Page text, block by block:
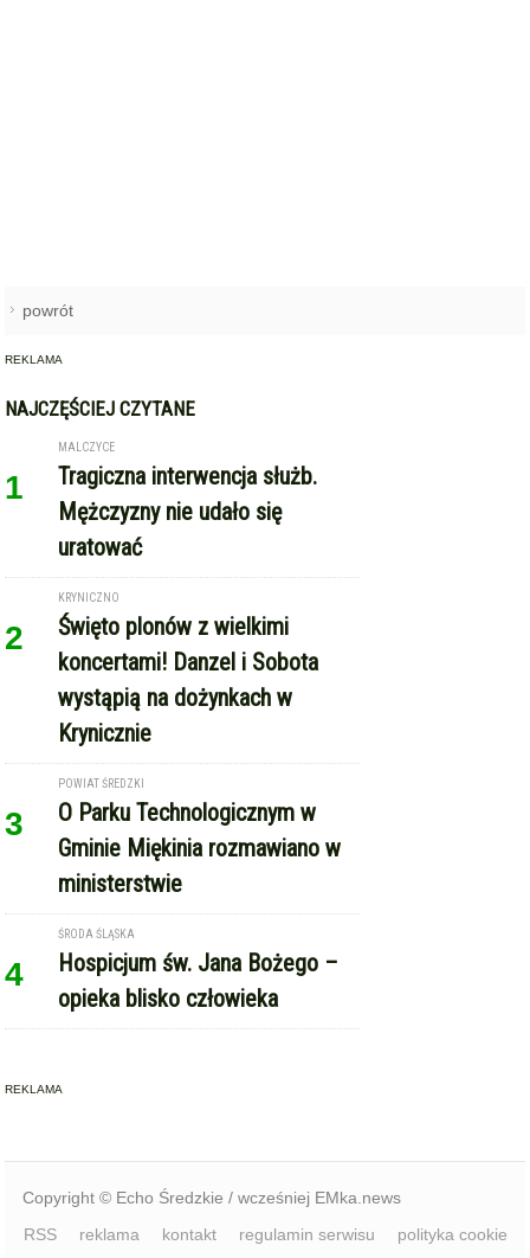
powrót
REKLAMA
NAJCZĘŚCIEJ CZYTANE
1
MALCZYCE
Tragiczna interwencja służb.
Mężczyzny nie udało się
uratować
2
KRYNICZNO
Święto plonów z wielkimi
koncertami! Danzel i Sobota
wystąpią na dożynkach w
Krynicznie
3
POWIAT ŚREDZKI
O Parku Technologicznym w
Gminie Miękinia rozmawiano w
ministerstwie
4
ŚRODA ŚLĄSKA
Hospicjum św. Jana Bożego –
opieka blisko człowieka
REKLAMA
Copyright © Echo Średzkie / wcześniej EMka.news
RSS
reklama kontakt regulamin serwisu polityka cookie